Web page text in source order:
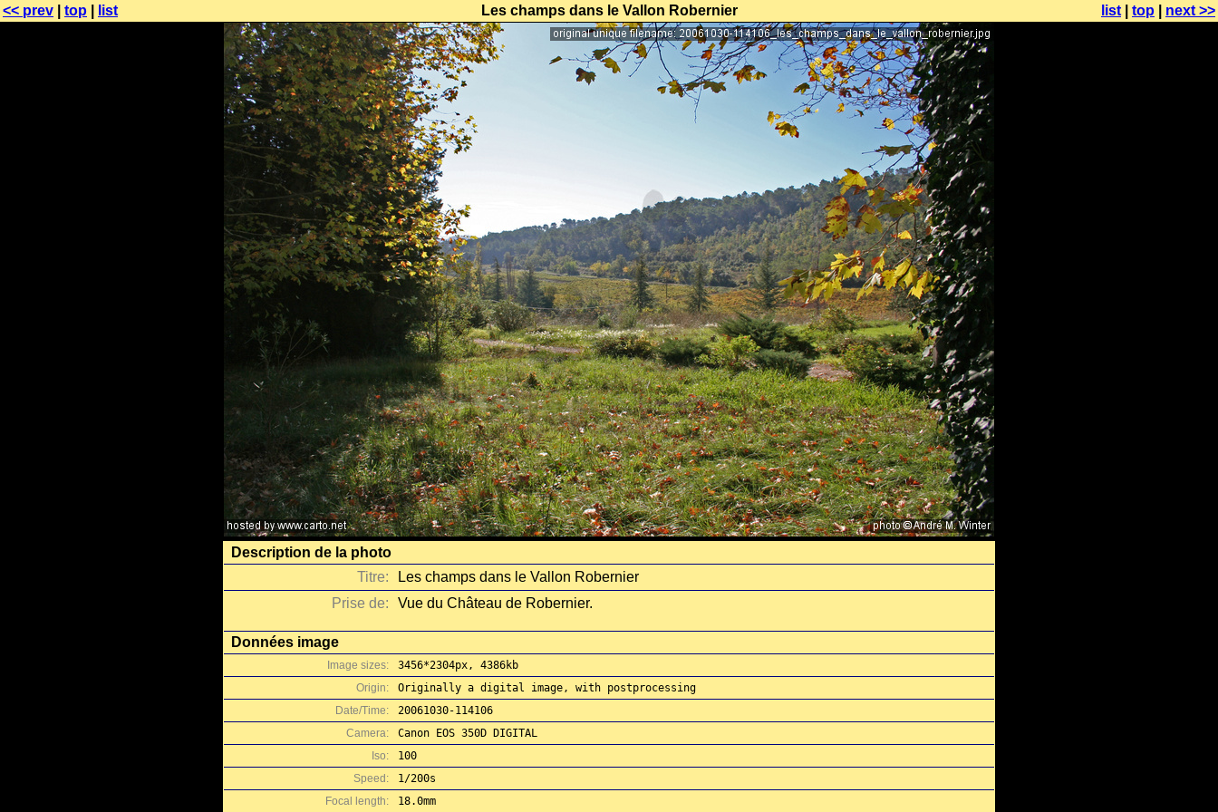
<< prev top list Les champs dans le Vallon Robernier list top next >>
Description de la photo
Titre:
Les champs dans le Vallon Robernier
Prise de:
Vue du Château de Robernier.
Données image
Image sizes:
3456*2304px, 4386kb
Origin:
Originally a digital image, with postprocessing
Date/Time:
20061030-114106
Camera:
Canon EOS 350D DIGITAL
Iso:
100
Speed:
1/200s
Focal length:
18.0mm